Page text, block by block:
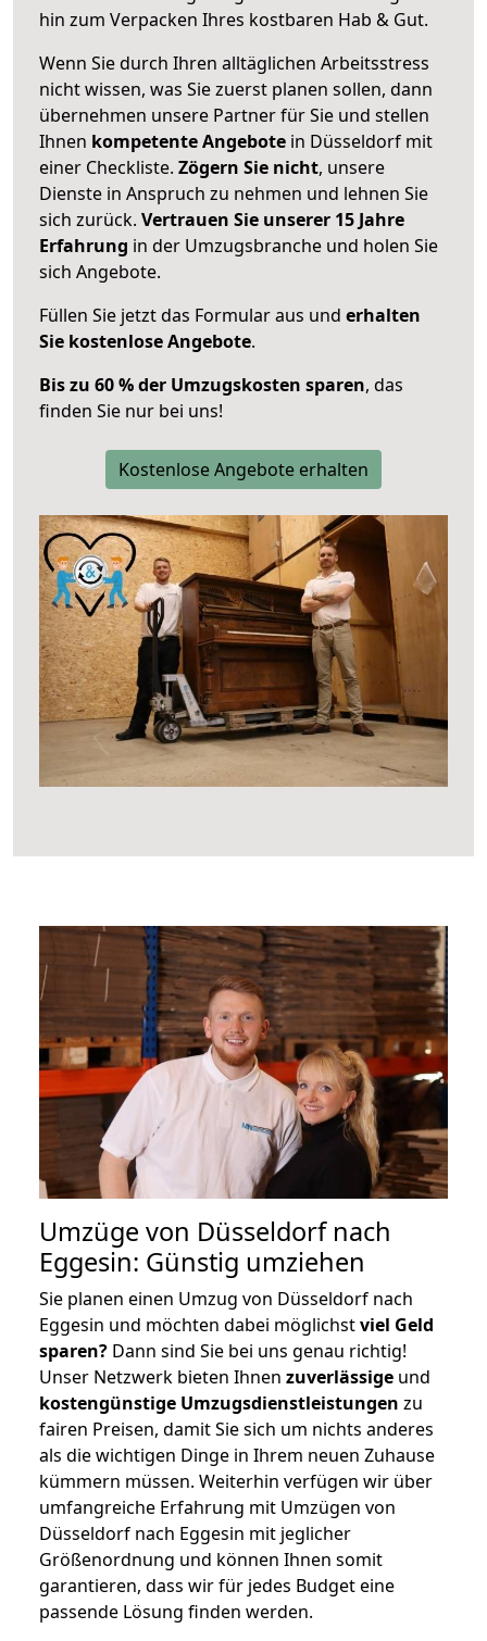
hin zum Verpacken Ihres kostbaren Hab & Gut.
Wenn Sie durch Ihren alltäglichen Arbeitsstress
nicht wissen, was Sie zuerst planen sollen, dann
übernehmen unsere Partner für Sie und stellen
Ihnen kompetente Angebote in Düsseldorf mit
einer Checkliste. Zögern Sie nicht, unsere
Dienste in Anspruch zu nehmen und lehnen Sie
sich zurück. Vertrauen Sie unserer 15 Jahre
Erfahrung in der Umzugsbranche und holen Sie
sich Angebote.
Füllen Sie jetzt das Formular aus und erhalten
Sie kostenlose Angebote.
Bis zu 60 % der Umzugskosten sparen, das
finden Sie nur bei uns!
Kostenlose Angebote erhalten
Umzüge von Düsseldorf nach
Eggesin: Günstig umziehen
Sie planen einen Umzug von Düsseldorf nach
Eggesin und möchten dabei möglichstviel Geld
sparen? Dann sind Sie bei uns genau richtig!
Unser Netzwerk bieten Ihnen zuverlässige und
kostengünstige Umzugsdienstleistungen zu
fairen Preisen, damit Sie sich um nichts anderes
als die wichtigen Dinge in Ihrem neuen Zuhause
kümmern müssen. Weiterhin verfügen wir über
umfangreiche Erfahrung mit Umzügen von
Düsseldorf nach Eggesin mit jeglicher
Größenordnung und können Ihnen somit
garantieren, dass wir für jedes Budget eine
passende Lösung finden werden.